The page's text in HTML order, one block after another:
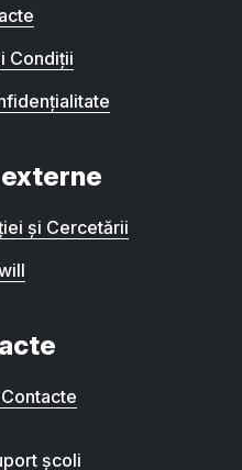
Condiții
și Cercetării
școli